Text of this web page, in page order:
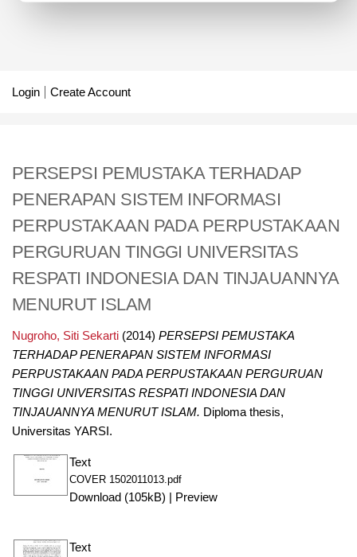
Login Create Account
PERSEPSI PEMUSTAKA TERHADAP
PENERAPAN SISTEM INFORMASI
PERPUSTAKAAN PADA PERPUSTAKAAN
PERGURUAN TINGGI UNIVERSITAS
RESPATI INDONESIA DAN TINJAUANNYA
MENURUT ISLAM
Nugroho, Siti Sekarti(2014) PERSEPSI PEMUSTAKA
TERHADAP PENERAPAN SISTEM INFORMASI
PERPUSTAKAAN PADA PERPUSTAKAAN PERGURUAN
TINGGI UNIVERSITAS RESPATI INDONESIA DAN
TINJAUANNYA MENURUT ISLAM. Diploma thesis,
Universitas YARSI.
Text
COVER 1502011013.pdf
Download (105kB) Preview
Text